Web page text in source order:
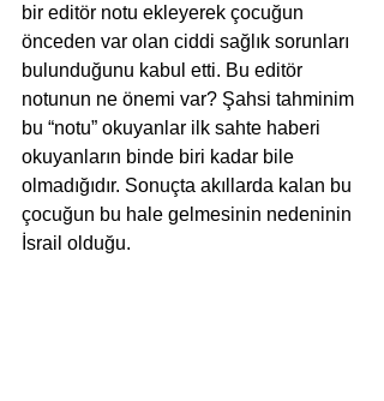
bir editör notu ekleyerek çocuğun
önceden var olan ciddi sağlık sorunları
bulunduğunu kabul etti. Bu editör
notunun ne önemi var? Şahsi tahminim
bu “notu” okuyanlar ilk sahte haberi
okuyanların binde biri kadar bile
olmadığıdır. Sonuçta akıllarda kalan bu
çocuğun bu hale gelmesinin nedeninin
İsrail olduğu.